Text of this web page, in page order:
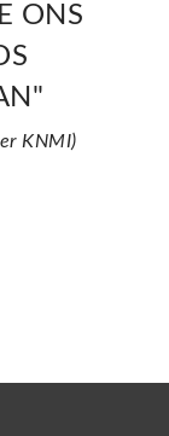
ONS
KNMI)